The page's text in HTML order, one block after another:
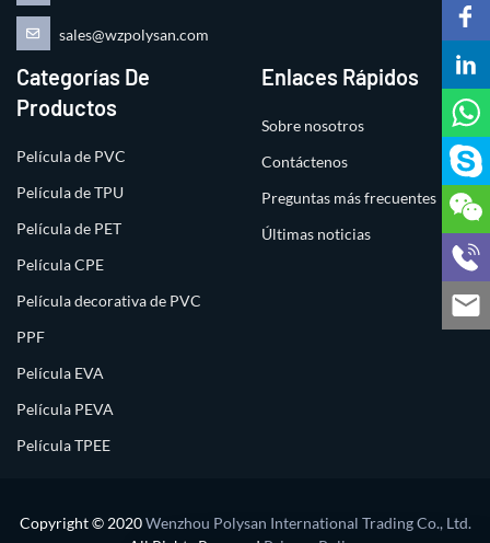
sales@wzpolysan.com
Categorías De
Productos
Película de PVC
Película de TPU
Película de PET
Película CPE
Película decorativa de PVC
PPF
Película EVA
Película PEVA
Película TPEE
Enlaces Rápidos
Sobre nosotros
Contáctenos
Preguntas más frecuentes
Últimas noticias
Copyright © 2020Wenzhou Polysan International Trading Co., Ltd.